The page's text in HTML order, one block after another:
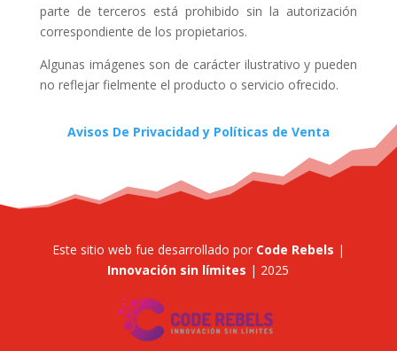
parte de terceros está prohibido sin la autorización
correspondiente de los propietarios.
Algunas imágenes son de carácter ilustrativo y pueden
no reflejar fielmente el producto o servicio ofrecido.
Avisos De Privacidad y Políticas de Venta
Este sitio web fue desarrollado porCode Rebels |
Innovación sin límites | 2025